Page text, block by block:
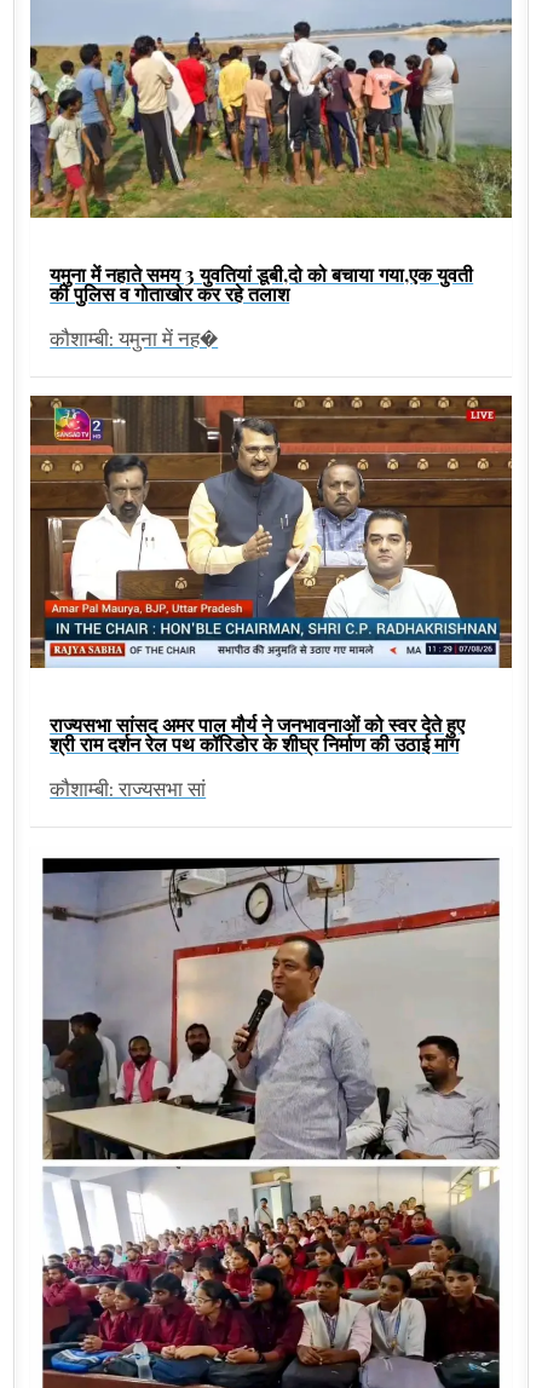
यमुना में नहाते समय 3 युवतियां डूबी,दो को बचाया गया,एक युवती
की पुलिस व गोताखोर कर रहे तलाश
कौशाम्बी: यमुना में नह�
राज्यसभा सांसद अमर पाल मौर्य ने जनभावनाओं को स्वर देते हुए
श्री राम दर्शन रेल पथ कॉरिडोर के शीघ्र निर्माण की उठाई मांग
कौशाम्बी: राज्यसभा सां